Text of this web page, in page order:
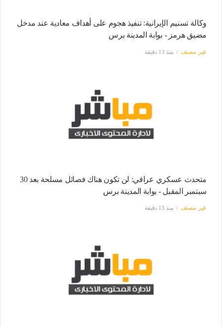
وكالة تسنيم الإيرانية: تنفيذ هجوم على أهداف معادية عند مدخل
مضيق هرمز - بوابة المدينة برس
غير مصنف منذ 13 دقيقة
متحدث عسكري عراقي: لن تكون هناك فصائل مسلحة بعد 30
سبتمبر المقبل - بوابة المدينة برس
غير مصنف منذ 13 دقيقة